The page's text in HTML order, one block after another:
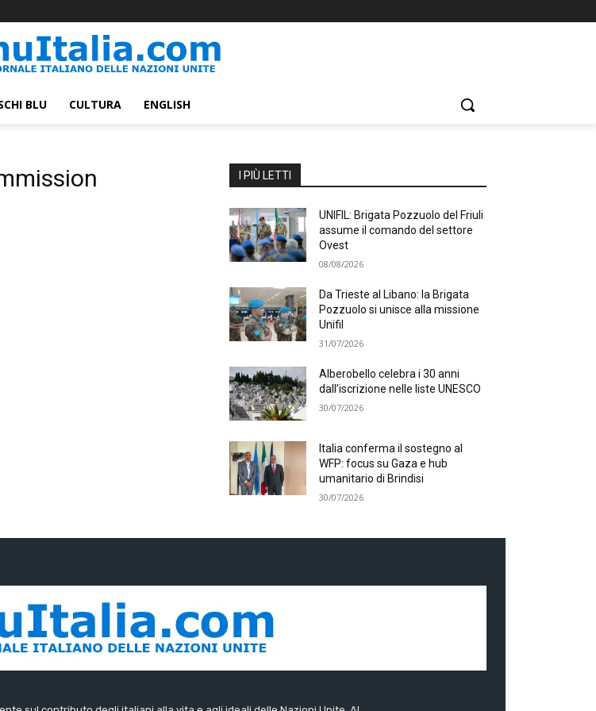
BLU CULTURA ENGLISH
I PIÙ LETTI
UNIFIL: Brigata Pozzuolo del Friuli
assume il comando del settore
Ovest
08/08/2026
Da Trieste al Libano: la Brigata
Pozzuolo si unisce alla missione
Unifil
31/07/2026
Alberobello celebra i 30 anni
dall’iscrizione nelle liste UNESCO
30/07/2026
Italia conferma il sostegno al
WFP: focus su Gaza e hub
umanitario di Brindisi
30/07/2026